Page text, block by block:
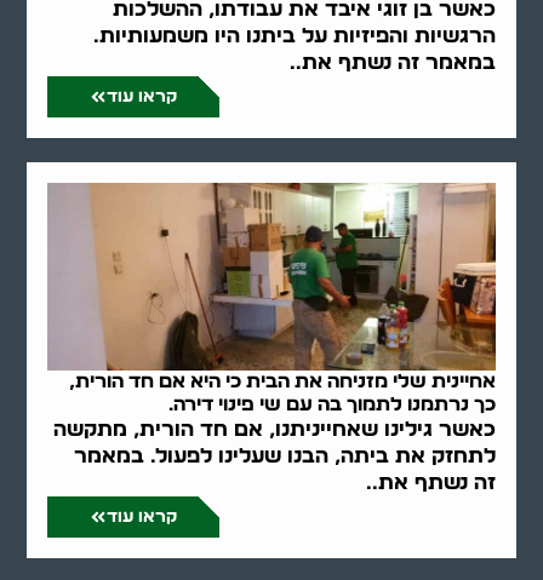
כאשר בן זוגי איבד את עבודתו, ההשלכות
הרגשיות והפיזיות על ביתנו היו משמעותיות.
במאמר זה נשתף את..
קראו עוד
אחיינית שלי מזניחה את הבית כי היא אם חד הורית,
כך נרתמנו לתמוך בה עם שי פינוי דירה.
כאשר גילינו שאחייניתנו, אם חד הורית, מתקשה
לתחזק את ביתה, הבנו שעלינו לפעול. במאמר
זה נשתף את..
קראו עוד